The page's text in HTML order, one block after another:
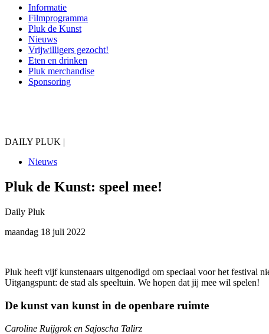
Informatie
Filmprogramma
Pluk de Kunst
Nieuws
Vrijwilligers gezocht!
Eten en drinken
Pluk merchandise
Sponsoring
DAILY PLUK |
Nieuws
Pluk de Kunst: speel mee!
Daily Pluk
maandag 18 juli 2022
Pluk heeft vijf kunstenaars uitgenodigd om speciaal voor het festival
Uitgangspunt: de stad als speeltuin. We hopen dat jij mee wil spelen!
De kunst van kunst in de openbare ruimte
Caroline Ruijgrok en Sajoscha Talirz